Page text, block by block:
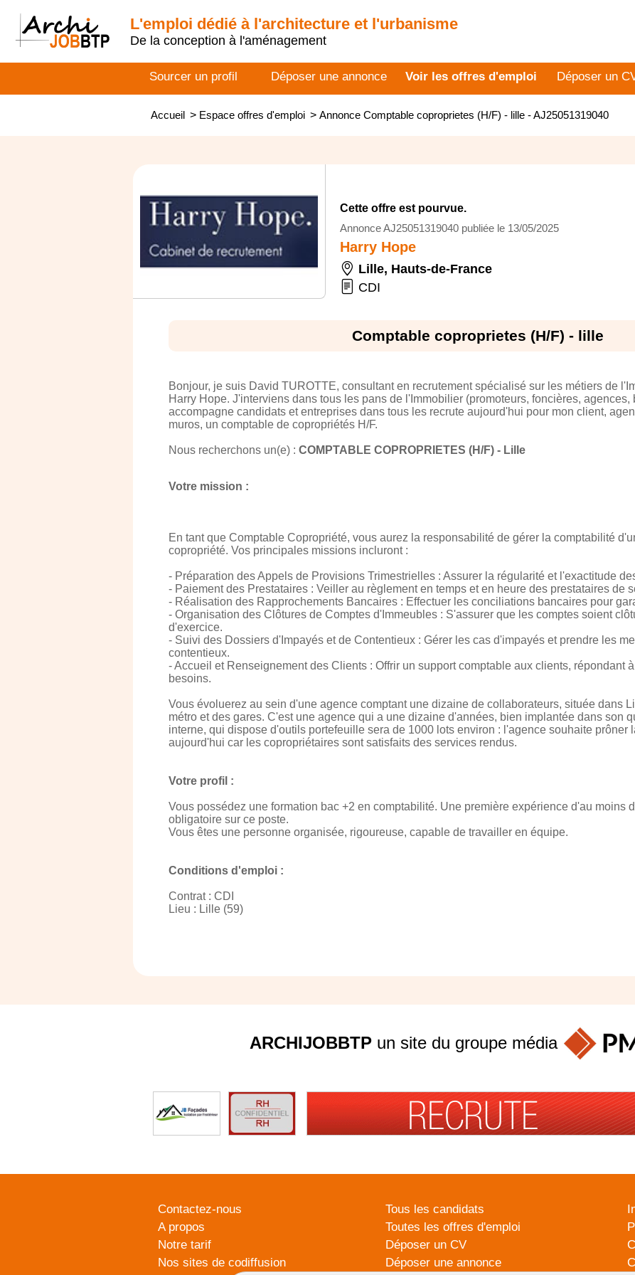
L'emploi dédié à l'architecture et l'urbanisme
De la conception à l'aménagement
Sourcer un profil Déposer une annonce Voir les offres d'emploi Déposer un
Accueil > Espace offres d'emploi > Annonce Comptable coproprietes (H/F) - lille - AJ25051319040
Cette offre est pourvue.
Annonce AJ25051319040 publiée le 13/05/2025
Harry Hope
Lille, Hauts-de-France
CDI
Comptable coproprietes (H/F) - lille
Bonjour, je suis David TUROTTE, consultant en recrutement spécialisé sur les métiers de
Harry Hope. J'interviens dans tous les pans de l'Immobilier (promoteurs, foncières,
accompagne candidats et entreprises dans tous les recrute aujourd'hui pour mon client,
muros, un comptable de copropriétés H/F.
Nous recherchons un(e) : COMPTABLE COPROPRIETES (H/F) - Lille
Votre mission :
En tant que Comptable Copropriété, vous aurez la responsabilité de gérer la comptabilité
copropriété. Vos principales missions incluront :
- Préparation des Appels de Provisions Trimestrielles : Assurer la régularité et l'exactitude
- Paiement des Prestataires : Veiller au règlement en temps et en heure des prestataires de
- Réalisation des Rapprochements Bancaires : Effectuer les conciliations bancaires pour
- Organisation des Clôtures de Comptes d'Immeubles : S'assurer que les comptes soient
d'exercice.
- Suivi des Dossiers d'Impayés et de Contentieux : Gérer les cas d'impayés et prendre les
contentieux.
- Accueil et Renseignement des Clients : Offrir un support comptable aux clients, répondant
besoins.
Vous évoluerez au sein d'une agence comptant une dizaine de collaborateurs, située dans
métro et des gares. C'est une agence qui a une dizaine d'années, bien implantée dans son
interne, qui dispose d'outils portefeuille sera de 1000 lots environ : l'agence souhaite prôner
aujourd'hui car les copropriétaires sont satisfaits des services rendus.
Votre profil :
Vous possédez une formation bac +2 en comptabilité. Une première expérience d'au moins
obligatoire sur ce poste.
Vous êtes une personne organisée, rigoureuse, capable de travailler en équipe.
Conditions d'emploi :
Contrat : CDI
Lieu : Lille (59)
ARCHIJOBBTPun site du groupe média
Contactez-nous
A propos
Notre tarif
Nos sites de codiffusion
Tous les candidats
Toutes les offres d'emploi
Déposer un CV
Déposer une annonce